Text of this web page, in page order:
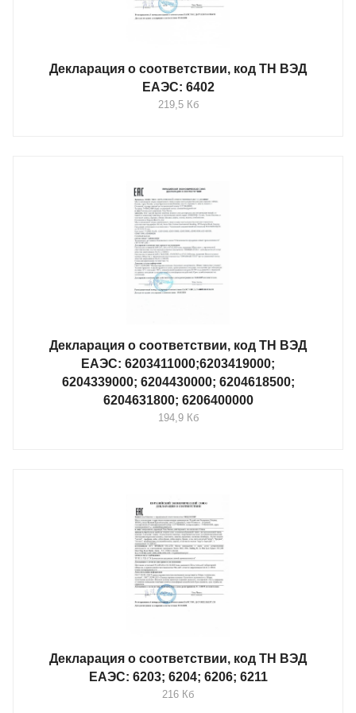
Декларация о соответствии, код ТН ВЭД
ЕАЭС: 6402
219,5 Кб
Декларация о соответствии, код ТН ВЭД
ЕАЭС: 6203411000;6203419000;
6204339000; 6204430000; 6204618500;
6204631800; 6206400000
194,9 Кб
Декларация о соответствии, код ТН ВЭД
ЕАЭС: 6203; 6204; 6206; 6211
216 Кб